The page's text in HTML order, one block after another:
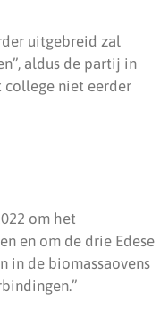
uitgebreid zal
aldus de partij in
college niet eerder
om het
en om de drie Edese
in de biomassaovens